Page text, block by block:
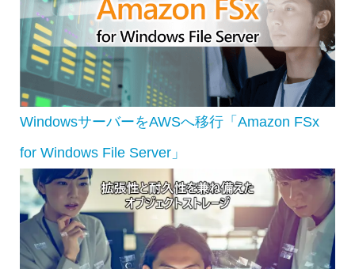
WindowsサーバーをAWSへ移行「Amazon FSx
for Windows File Server」